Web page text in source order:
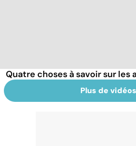
Quatre choses à savoir sur les
Plus de vidéos